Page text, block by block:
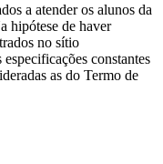
a atender os alunos da
hipótese de haver
no sítio
constantes
as do Termo de